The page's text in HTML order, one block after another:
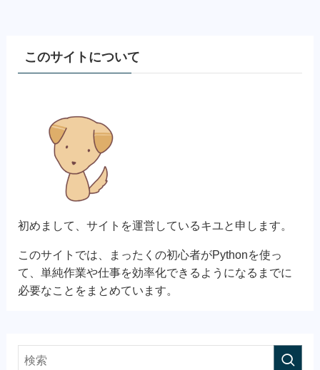
このサイトについて
初めまして、サイトを運営しているキユと申します。
このサイトでは、まったくの初心者がPythonを使っ
て、単純作業や仕事を効率化できるようになるまでに
必要なことをまとめています。